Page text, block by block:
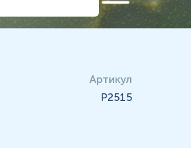
Артикул
P2515